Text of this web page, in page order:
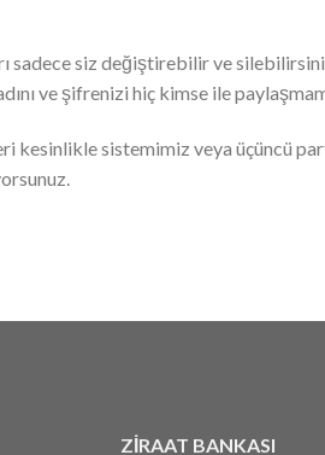
siz değiştirebilir ve
ve şifrenizi hiç kimse ile
kesinlikle sistemimiz veya üçüncü
ZİRAAT BANKASI